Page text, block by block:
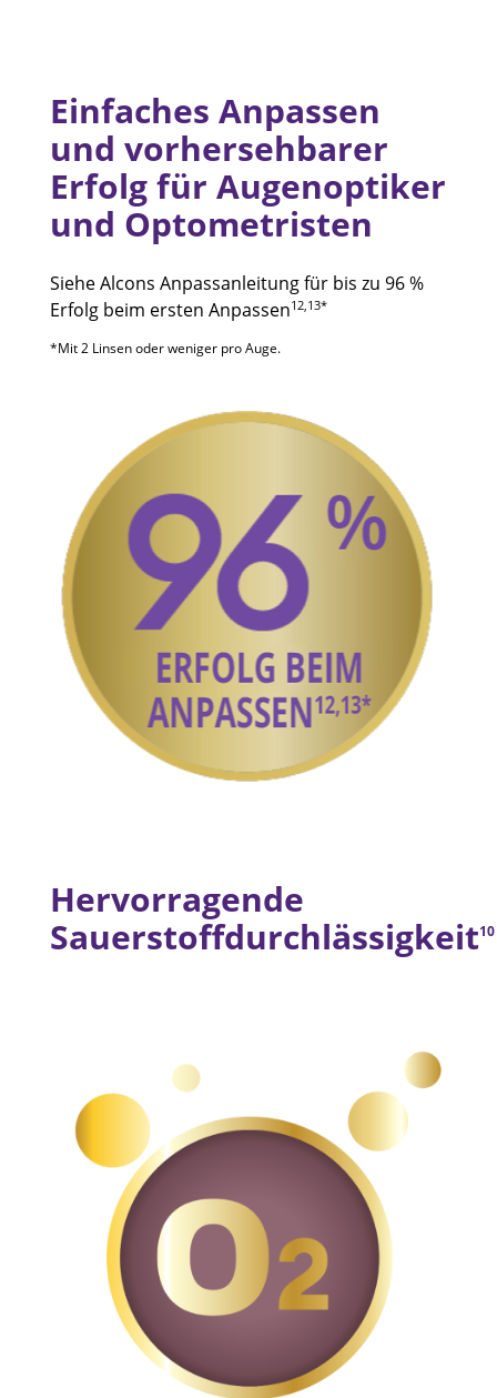
Einfaches Anpassen
und vorhersehbarer
Erfolg für Augenoptiker
und Optometristen
Siehe Alcons Anpassanleitung für bis zu 96 %
Erfolg beim ersten Anpassen12,13*
*Mit 2 Linsen oder weniger pro Auge.
Hervorragende
Sauerstoffdurchlässigkeit10